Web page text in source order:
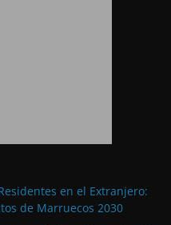
en el Extranjero:
de Marruecos 2030